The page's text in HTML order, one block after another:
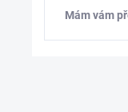
Mám vám